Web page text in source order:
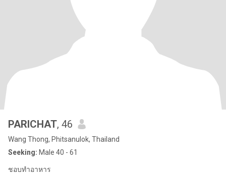
PARICHAT, 46
Wang Thong, Phitsanulok, Thailand
Seeking: Male 40 - 61
ชอบทำอาหาร